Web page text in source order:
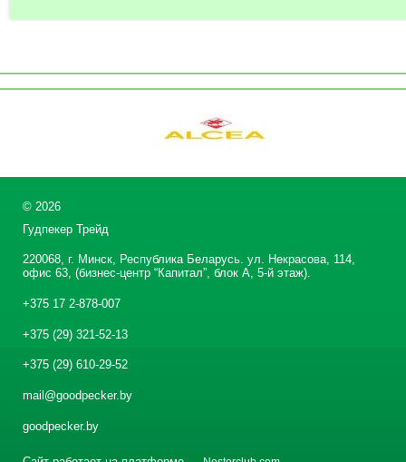
© 2026
Гудпекер Трейд
220068, г. Минск, Республика Беларусь. ул. Некрасова, 114,
офис 63, (бизнес-центр “Капитал”, блок А, 5-й этаж).
+375 17 2-878-007
+375 (29) 321-52-13
+375 (29) 610-29-52
mail@goodpecker.by
goodpecker.by